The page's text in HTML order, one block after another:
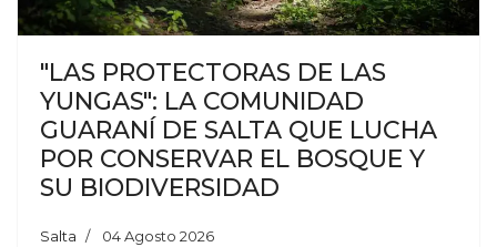
"LAS PROTECTORAS DE LAS
YUNGAS": LA COMUNIDAD
GUARANÍ DE SALTA QUE LUCHA
POR CONSERVAR EL BOSQUE Y
SU BIODIVERSIDAD
Salta 04 Agosto 2026